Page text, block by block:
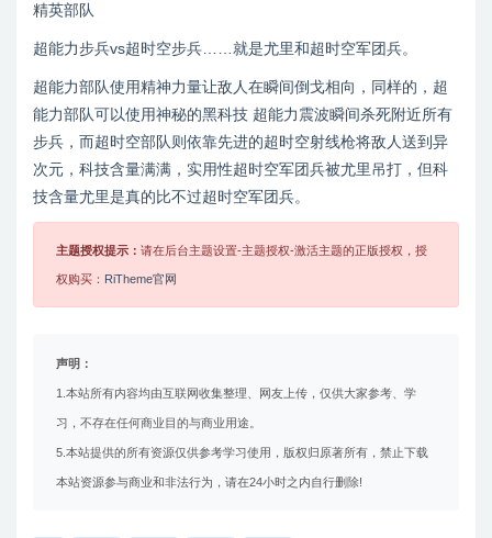
精英部队
超能力步兵vs超时空步兵……就是尤里和超时空军团兵。
超能力部队使用精神力量让敌人在瞬间倒戈相向，同样的，超
能力部队可以使用神秘的黑科技 超能力震波瞬间杀死附近所有
步兵，而超时空部队则依靠先进的超时空射线枪将敌人送到异
次元，科技含量满满，实用性超时空军团兵被尤里吊打，但科
技含量尤里是真的比不过超时空军团兵。
主题授权提示： 请在后台主题设置-主题授权-激活主题的正版授权，授
权购买： RiTheme官网
声明：
1.本站所有内容均由互联网收集整理、网友上传，仅供大家参考、学
习，不存在任何商业目的与商业用途。
5.本站提供的所有资源仅供参考学习使用，版权归原著所有，禁止下载
本站资源参与商业和非法行为，请在24小时之内自行删除!